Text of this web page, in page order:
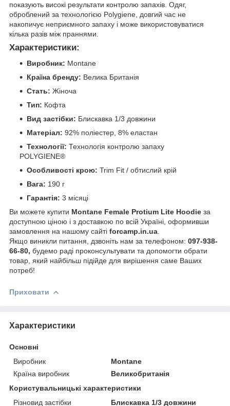
показують високі результати контролю запахів. Одяг,
оброблений за технологією Polygiene, довгий час не
накопичує неприємного запаху і може використовуватися
кілька разів між праннями.
Характеристики:
Виробник: Montane
Країна бренду: Велика Британія
Стать: Жіноча
Тип: Кофта
Вид застібки: Блискавка 1/3 довжини
Матеріал: 92% поліестер, 8% еластан
Технології: Технологія контролю запаху
POLYGIENE®
Особливості крою: Trim Fit / обтислий крій
Вага: 190 г
Гарантія: 3 місяці
Ви можете купити Montane Female Protium Lite Hoodie за
доступною ціною і з доставкою по всій Україні, оформивши
замовлення на нашому сайті forcamp.in.ua
Якщо виникли питання, дзвоніть нам за телефоном: 097-938-
66-80, будемо раді проконсультувати та допомогти обрати
товар, який найбільш підійде для вирішення саме Ваших
потреб!
Приховати
Характеристики
Основні
Виробник
Montane
Країна виробник
Великобританія
Користувальницькі характеристики
Різновид застібки
Блискавка 1/3 довжини